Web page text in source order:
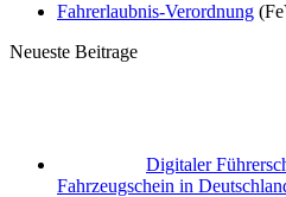
Fahrerlaubnis-Verordnung
Neueste Beitrage
Digitaler
Fahrzeugschein in